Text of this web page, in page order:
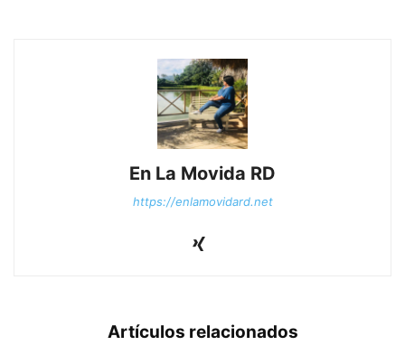
En La Movida RD
https://enlamovidard.net
Artículos relacionados